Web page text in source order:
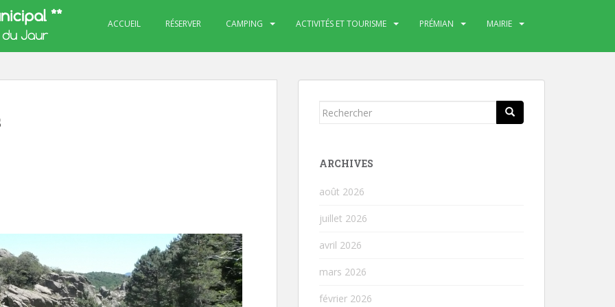
ACCUEIL RÉSERVER CAMPING ACTIVITÉS ET TOURISME PRÉMIAN MAIRIE
Rechercher...
ARCHIVES
août 2026
juillet 2026
avril 2026
mars 2026
février 2026